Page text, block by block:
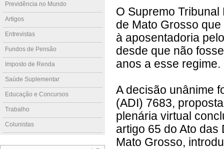
Previdência no Mundo
Artigos
Entrevistas
Fundos de Pensão
Imposto de Renda
Saúde Suplementar
Educação e Concursos
Trabalho
Colunistas
O Supremo
de Mato Grosso
à aposentadoria
desde que não
anos a esse regime.
A decisão unânime
(ADI) 7683,
plenária virtual
artigo 65 do Ato
Mato Grosso,